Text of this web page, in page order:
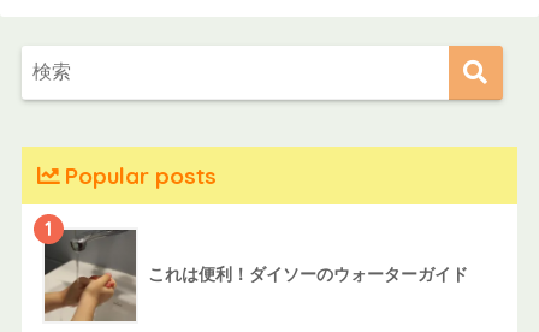
Popular posts
1
これは便利！ダイソーのウォーターガイド